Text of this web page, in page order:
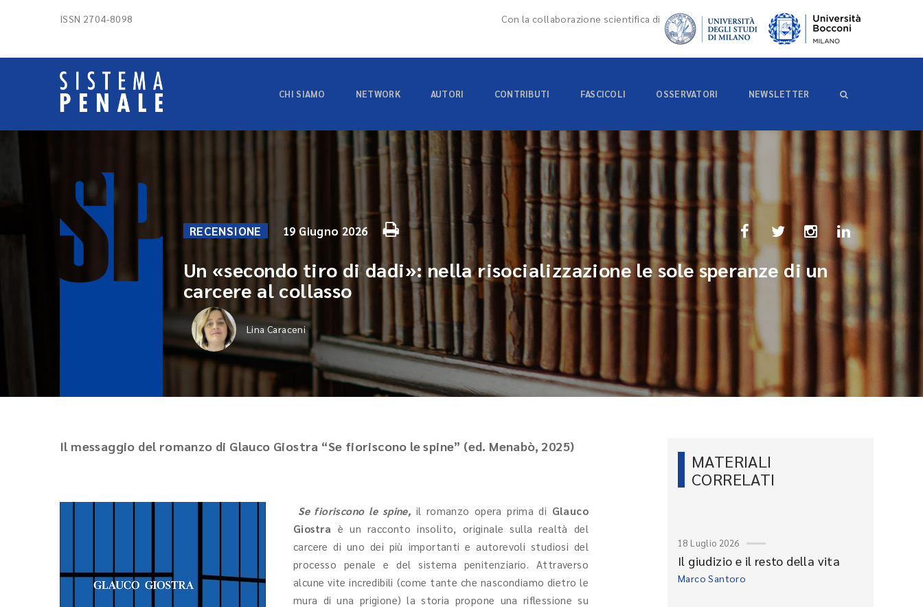
ISSN 2704-8098 Con la collaborazione scientifica di
CHI SIAMO NETWORK AUTORI CONTRIBUTI FASCICOLI OSSERVATORI NEWSLETTER
RECENSIONE 19 Giugno 2026
Un «secondo tiro di dadi»: nella risocializzazione le sole speranze di un
carcere al collasso
Lina Caraceni
Il messaggio del romanzo di Glauco Giostra “Se fioriscono le spine” (ed. Menabò, 2025)
Se fioriscono le spine, il romanzo opera prima di Glauco
Giostra è un racconto insolito, originale sulla realtà del
carcere di uno dei più importanti e autorevoli studiosi del
processo penale e del sistema penitenziario. Attraverso
alcune vite incredibili (come tante che nascondiamo dietro le
mura di una prigione) la storia propone una riflessione su
MATERIALI
CORRELATI
18 Luglio 2026
Il giudizio e il resto della vita
Marco Santoro